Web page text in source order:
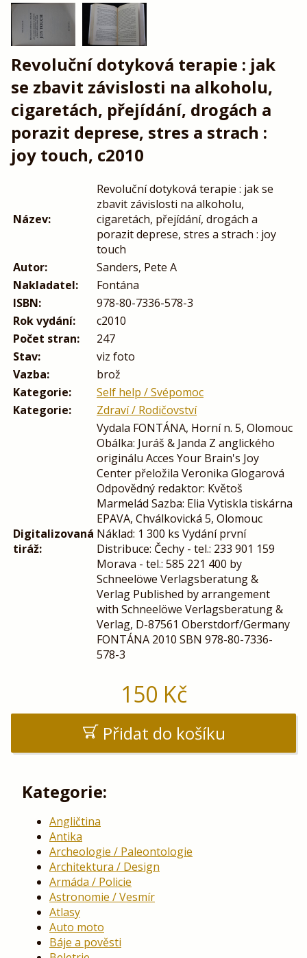
Revoluční dotyková terapie : jak
se zbavit závislosti na alkoholu,
cigaretách, přejídání, drogách a
porazit deprese, stres a strach :
joy touch, c2010
Název:
Revoluční dotyková terapie : jak se
zbavit závislosti na alkoholu,
cigaretách, přejídání, drogách a
porazit deprese, stres a strach : joy
touch
Autor:
Sanders, Pete A
Nakladatel:
Fontána
ISBN:
978-80-7336-578-3
Rok vydání:
c2010
Počet stran:
247
Stav:
viz foto
Vazba:
brož
Kategorie:
Self help / Svépomoc
Kategorie:
Zdraví / Rodičovství
Digitalizovaná
tiráž:
Vydala FONTÁNA, Horní n. 5, Olomouc
Obálka: Juráš & Janda Z anglického
originálu Acces Your Brain's Joy
Center přeložila Veronika Glogarová
Odpovědný redaktor: Květoš
Marmelád Sazba: Elia Vytiskla tiskárna
EPAVA, Chválkovická 5, Olomouc
Náklad: 1 300 ks Vydání první
Distribuce: Čechy - tel.: 233 901 159
Morava - tel.: 585 221 400 by
Schneelöwe Verlagsberatung &
Verlag Published by arrangement
with Schneelöwe Verlagsberatung &
Verlag, D-87561 Oberstdorf/Germany
FONTÁNA 2010 SBN 978-80-7336-
578-3
150 Kč
Přidat do košíku
Kategorie:
Angličtina
Antika
Archeologie / Paleontologie
Architektura / Design
Armáda / Policie
Astronomie / Vesmír
Atlasy
Auto moto
Báje a pověsti